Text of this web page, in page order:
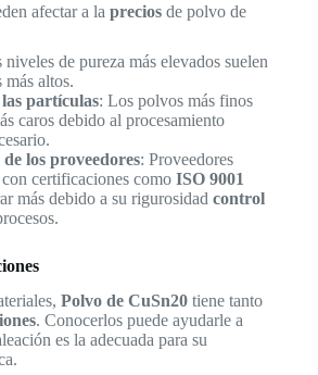
afectar a la preciosde polvo de
niveles de pureza más elevados suelen
más altos.
partículas: Los polvos más finos
caros debido al procesamiento
los proveedores: Proveedores
certificaciones como ISO 9001
más debido a su rigurosidad control
Polvo de CuSn20tiene tanto
. Conocerlos puede ayudarle a
es la adecuada para su